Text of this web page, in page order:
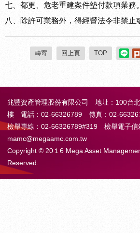
七、都更、危老重建案件墊付款項業務。
八、除許可業務外，得經營法令非禁止
轉寄 回上頁 TOP
兆豐資產管理股份有限公司 地址：100台
樓 電話：02-66326789 傳真：02-
檢舉專線：02-66326789#319 檢舉電子信
mamc@megaamc.com.tw
Copyright © 20１6 Mega Asset
Reserved.